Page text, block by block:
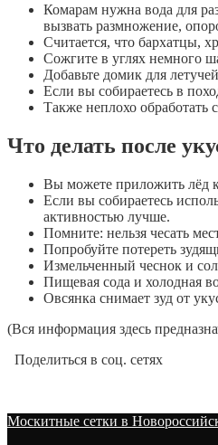
Комарам нужна вода для
вызвать размножение,
Считается, что бархатцы,
Сожгите в углях немного
Добавьте домик для
Если вы собираетесь в
Также неплохо обработать
Что делать после
Вы можете приложить лёд
Если вы собираетесь
активностью лучше.
Помните: нельзя чесать
Попробуйте потереть
Измельченный чеснок и
Пищевая сода и холодная
Овсянка снимает зуд от
(Вся информация здесь
Поделиться в соц. сетях
Москитные сетки в